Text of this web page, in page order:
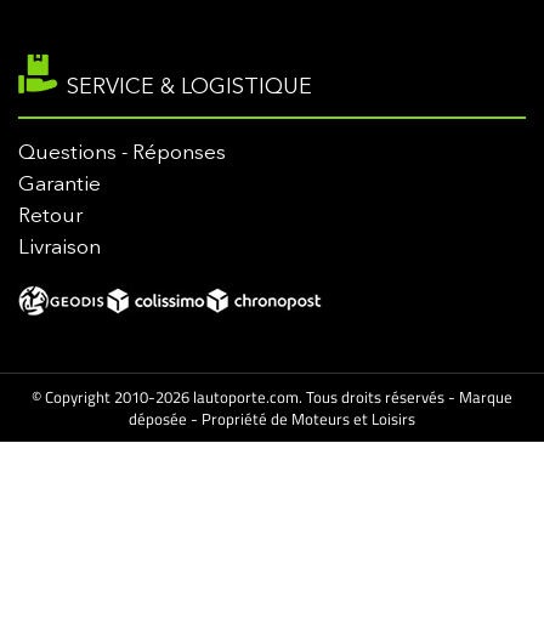
SERVICE & LOGISTIQUE
Questions - Réponses
Garantie
Retour
Livraison
© Copyright 2010-2026 lautoporte.com. Tous droits réservés - Marque
déposée - Propriété de Moteurs et Loisirs